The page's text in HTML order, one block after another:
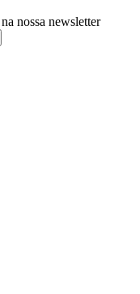
nossa newsletter